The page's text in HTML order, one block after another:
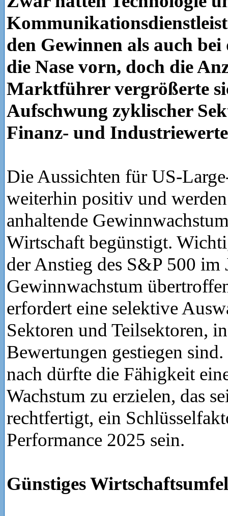
den Gewinnen als auch
die Nase vorn, doch die
Marktführer vergrößerte
Aufschwung zyklischer
Finanz- und
Die Aussichten für US-
weiterhin positiv und
anhaltende
Wirtschaft begünstigt.
der Anstieg des S&P 500 im
Gewinnwachstum
erfordert eine selektive
Sektoren und Teilsektoren,
Bewertungen gestiegen
nach dürfte die Fähigkeit
Wachstum zu erzielen, das
rechtfertigt, ein
Performance 2025 sein.
Günstiges